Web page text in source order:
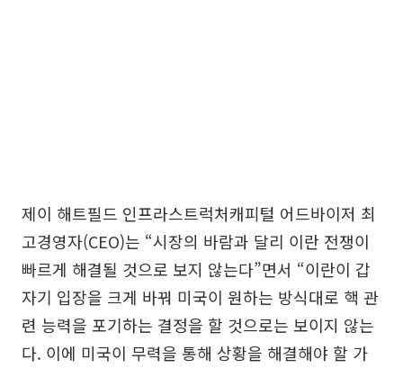
제이 해트필드 인프라스트럭처캐피털 어드바이저 최
고경영자(CEO)는 “시장의 바람과 달리 이란 전쟁이
빠르게 해결될 것으로 보지 않는다”면서 “이란이 갑
자기 입장을 크게 바꿔 미국이 원하는 방식대로 핵 관
련 능력을 포기하는 결정을 할 것으로는 보이지 않는
다. 이에 미국이 무력을 통해 상황을 해결해야 할 가